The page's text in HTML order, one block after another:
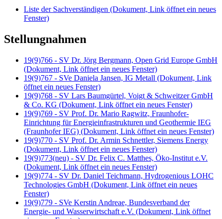
Liste der Sachverständigen (Dokument, Link öffnet ein neues
Fenster)
Stellungnahmen
19(9)766 - SV Dr. Jörg Bergmann, Open Grid Europe GmbH
(Dokument, Link öffnet ein neues Fenster)
19(9)767 - SVe Daniela Jansen, IG Metall (Dokument, Link
öffnet ein neues Fenster)
19(9)768 - SV Lars Baumgürtel, Voigt & Schweitzer GmbH
& Co. KG (Dokument, Link öffnet ein neues Fenster)
19(9)769 - SV Prof. Dr. Mario Ragwitz, Fraunhofer-
Einrichtung für Energieinfrastrukturen und Geothermie IEG
(Fraunhofer IEG) (Dokument, Link öffnet ein neues Fenster)
19(9)770 - SV Prof. Dr. Armin Schnettler, Siemens Energy
(Dokument, Link öffnet ein neues Fenster)
19(9)773(neu) - SV Dr. Felix C. Matthes, Öko-Institut e.V.
(Dokument, Link öffnet ein neues Fenster)
19(9)774 - SV Dr. Daniel Teichmann, Hydrogenious LOHC
Technologies GmbH (Dokument, Link öffnet ein neues
Fenster)
19(9)779 - SVe Kerstin Andreae, Bundesverband der
Energie- und Wasserwirtschaft e.V. (Dokument, Link öffnet